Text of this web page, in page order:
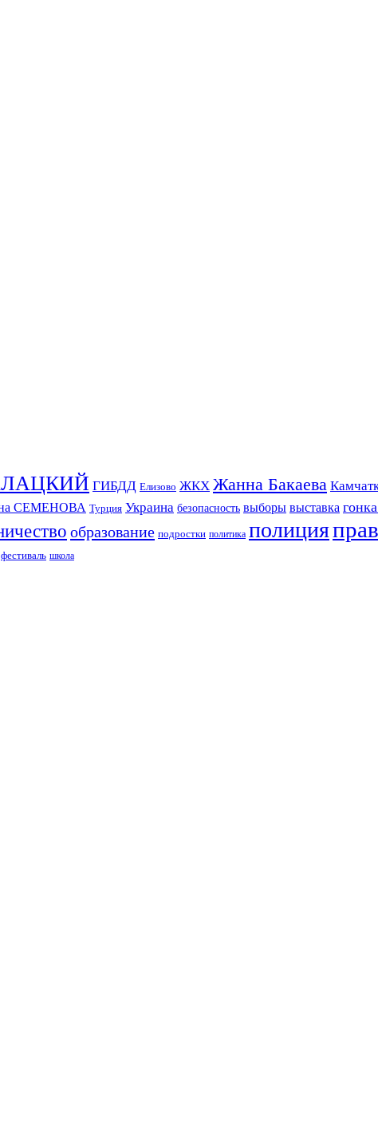
ГИБДД Елизово ЖКХ Жанна Бакаева
СЕМЕНОВА Турция Украина безопасность выборы выставка
образование подростки политика полиция
фестиваль школа
КАМЧАТСКОГО КРАЯ.